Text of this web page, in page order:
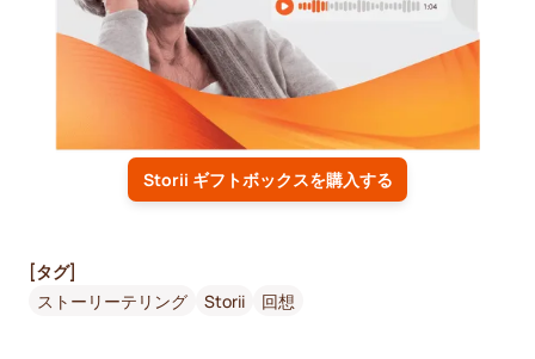
Storii ギフトボックスを購入する
[タグ]
ストーリーテリング
Storii 回想